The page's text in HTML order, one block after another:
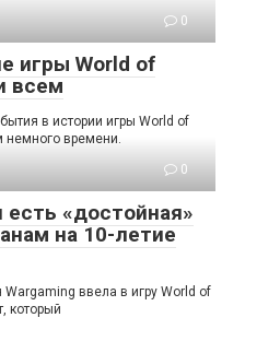
0
игры World of
всем
в истории игры World of
немного времени.
0
«достойная»
на 10-летие
ввела в игру World of
который